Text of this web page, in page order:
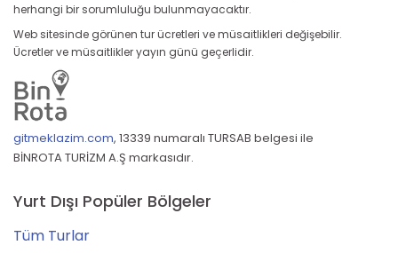
herhangi bir sorumluluğu bulunmayacaktır.
Web sitesinde görünen tur ücretleri ve müsaitlikleri değişebilir.
Ücretler ve müsaitlikler yayın günü geçerlidir.
gitmeklazim.com, 13339 numaralı TURSAB belgesi ile
BİNROTA TURİZM A.Ş markasıdır.
Yurt Dışı Popüler Bölgeler
Tüm Turlar